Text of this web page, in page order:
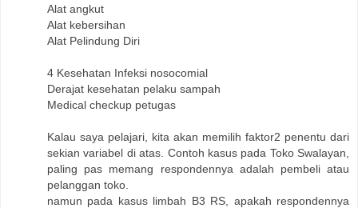
Alat angkut
Alat kebersihan
Alat Pelindung Diri
4 Kesehatan Infeksi nosocomial
Derajat kesehatan pelaku sampah
Medical checkup petugas
Kalau saya pelajari, kita akan memilih faktor2 penentu dari
sekian variabel di atas. Contoh kasus pada Toko Swalayan,
paling pas memang respondennya adalah pembeli atau
pelanggan toko.
namun pada kasus limbah B3 RS, apakah respondennya